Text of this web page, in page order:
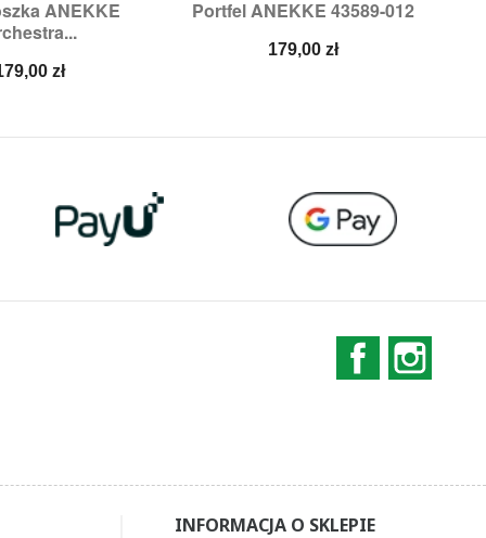
ANEKKE
zł
podgląd Portfel ANEKKE 43589-012
Cena
179,00 zł
Szybki podgląd
Facebook
INFORMACJA O SKLEPIE